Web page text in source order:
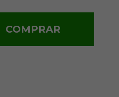
COMPRAR